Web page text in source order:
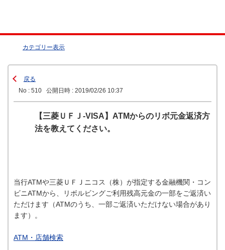
カテゴリー表示
戻る
No : 510
公開日時 : 2019/02/26 10:37
【三菱ＵＦＪ-VISA】ATMからのリボ元金返済方
法を教えてください。
当行ATMや三菱ＵＦＪニコス（株）が指定する金融機関・コン
ビニATMから、リボルビングご利用残高元金の一部をご返済い
ただけます（ATMのうち、一部ご返済いただけない場合があり
ます）。
ATM・店舗検索